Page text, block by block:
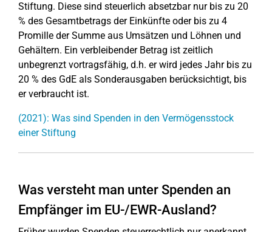
Stiftung. Diese sind steuerlich absetzbar nur bis zu 20
% des Gesamtbetrags der Einkünfte oder bis zu 4
Promille der Summe aus Umsätzen und Löhnen und
Gehältern. Ein verbleibender Betrag ist zeitlich
unbegrenzt vortragsfähig, d.h. er wird jedes Jahr bis zu
20 % des GdE als Sonderausgaben berücksichtigt, bis
er verbraucht ist.
(2021): Was sind Spenden in den Vermögensstock
einer Stiftung
Was versteht man unter Spenden an
Empfänger im EU-/EWR-Ausland?